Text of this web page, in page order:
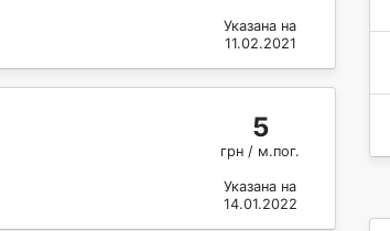
Указана на
11.02.2021
5
грн / м.пог.
Указана на
14.01.2022